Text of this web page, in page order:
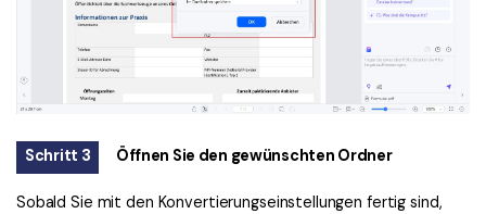
Schritt 3 Öffnen Sie den gewünschten Ordner
Sobald Sie mit den Konvertierungseinstellungen fertig sind,